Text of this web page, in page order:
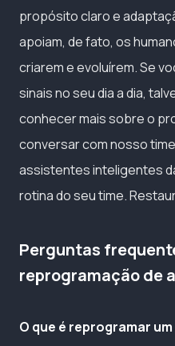
propósito claro e
apoiam, de fato, os
criarem e evoluírem. Se
sinais no seu dia a dia,
conhecer mais sobre o
conversar com nosso
assistentes inteligentes
rotina do seu time.
Perguntas
reprogramação de
O que é reprogramar